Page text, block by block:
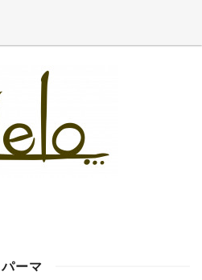
パーマ